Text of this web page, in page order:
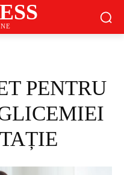
PENTRU